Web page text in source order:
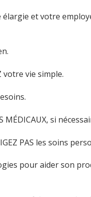
et votre
votre vie simple.
MÉDICAUX, si
PAS les soins
pour aider son